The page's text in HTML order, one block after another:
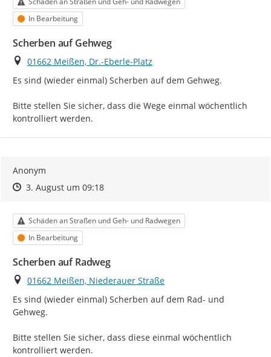
Status
In Bearbeitung
Scherben auf Gehweg
Ort
01662 Meißen, Dr.-Eberle-Platz
Es sind (wieder einmal) Scherben auf dem Gehweg.
Bitte stellen Sie sicher, dass die Wege einmal wöchentlich
kontrolliert werden.
Anonym
Zeitpunkt des Erstellens
Zeitpunkt des Erstellens
3. August um 09:18Zur Äußerung
Kategorie
Schäden an Straßen und Geh- und Radwegen
Status
In Bearbeitung
Scherben auf Radweg
Ort
01662 Meißen, Niederauer Straße
Es sind (wieder einmal) Scherben auf dem Rad- und
Gehweg.
Bitte stellen Sie sicher, dass diese einmal wöchentlich
kontrolliert werden.